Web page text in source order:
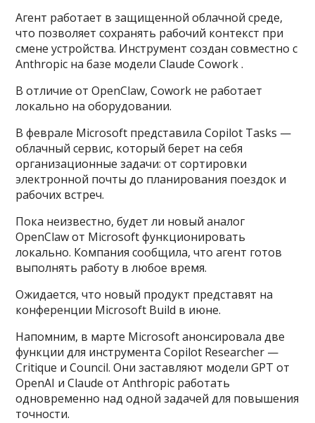
Агент работает в защищенной облачной среде,
что позволяет сохранять рабочий контекст при
смене устройства. Инструмент создан совместно с
Anthropic на базе модели Claude Cowork .
В отличие от OpenClaw, Cowork не работает
локально на оборудовании.
В феврале Microsoft представила Copilot Tasks —
облачный сервис, который берет на себя
организационные задачи: от сортировки
электронной почты до планирования поездок и
рабочих встреч.
Пока неизвестно, будет ли новый аналог
OpenClaw от Microsoft функционировать
локально. Компания сообщила, что агент готов
выполнять работу в любое время.
Ожидается, что новый продукт представят на
конференции Microsoft Build в июне.
Напомним, в марте Microsoft анонсировала две
функции для инструмента Copilot Researcher —
Critique и Council. Они заставляют модели GPT от
OpenAI и Claude от Anthropic работать
одновременно над одной задачей для повышения
точности.